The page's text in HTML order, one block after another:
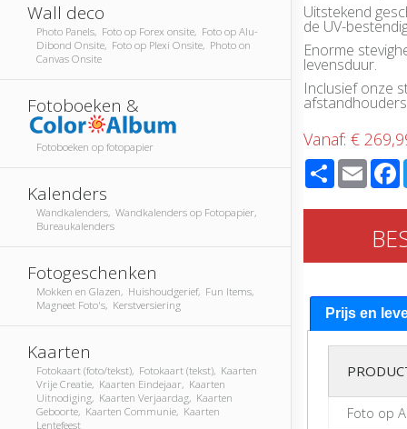
Wall deco
Photo Panels, Foto op Forex onsite, Foto op Alu-
Dibond Onsite, Foto op Plexi Onsite, Photo on
Canvas Onsite
Fotoboeken &
Fotoboeken op fotopapier
Kalenders
Wandkalenders, Wandkalenders op Fotopapier,
Bureaukalenders
Fotogeschenken
Mokken en Glazen, Huishoudgerief, Fun Items,
Magneet Foto's, Kerstversiering
Kaarten
Fotokaart (foto/tekst), Fotokaart (tekst), Kaarten
Vrije Creatie, Kaarten Eindejaar, Kaarten
Uitnodiging, Kaarten Verjaardag, Kaarten
Geboorte, Kaarten Communie, Kaarten
Lentefeest
Uitstekend
de UV-
Enorme
levensduur.
Inclusief onze
Vanaf:€
ShareEmail
Prijs en
Foto op